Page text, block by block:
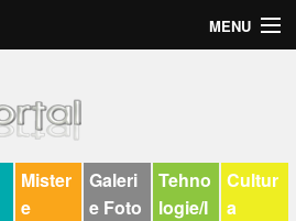
MENU
Mister
e
Galeri
e Foto
Tehno
logie/I
Cultur
a